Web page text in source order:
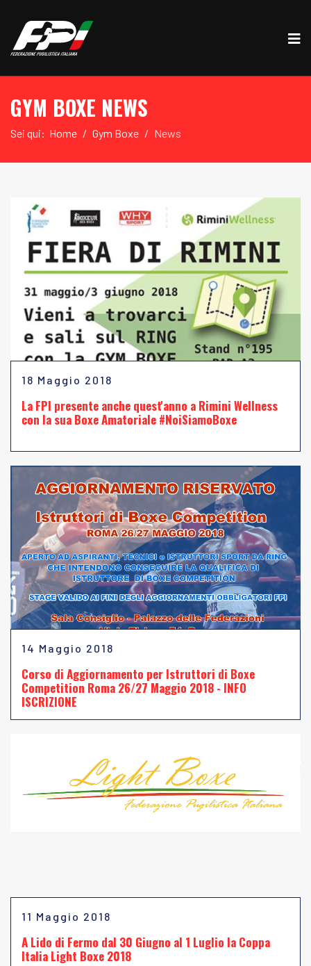
GYM BOXE NEWS
Sei qui: Home Gym Boxe News
18 Maggio 2018
La FPI presente anche quest'anno a Rimini Wellness
con la sua Boxe Amatoriale #NoiSiamoBoxe
14 Maggio 2018
Corso di Aggiornamento per Istruttori di Boxe
Competition Roma 26/27 Maggio 2018 - INFO
ISCRIZIONE
11 Maggio 2018
A Lido di Fermo dal 30 Giugno al 1 Luglio la Coppa
Italia Light Boxe 2018